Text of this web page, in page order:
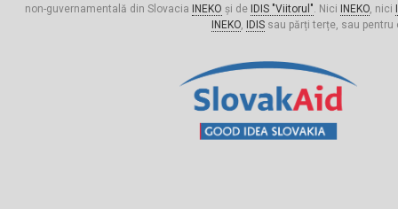
non-guvernamentală din Slovacia
INEKO și de IDIS "Viitorul". Nici INEKO, nici
INEKO, IDISsau părți terțe, sau pentru